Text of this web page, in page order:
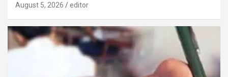
August 5, 2026 editor